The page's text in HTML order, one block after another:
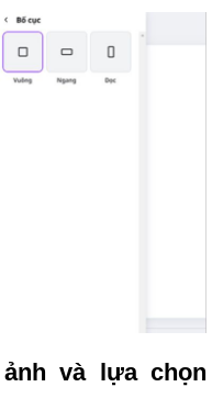
và lựa chọn